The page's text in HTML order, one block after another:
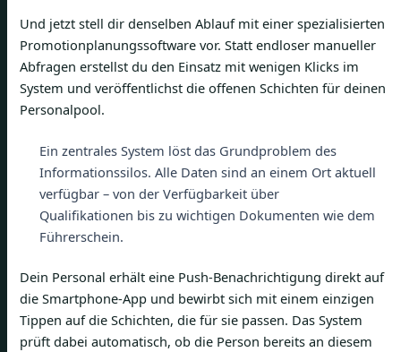
Und jetzt stell dir denselben Ablauf mit einer spezialisierten
Promotionplanungssoftware vor. Statt endloser manueller
Abfragen erstellst du den Einsatz mit wenigen Klicks im
System und veröffentlichst die offenen Schichten für deinen
Personalpool.
Ein zentrales System löst das Grundproblem des
Informationssilos. Alle Daten sind an einem Ort aktuell
verfügbar – von der Verfügbarkeit über
Qualifikationen bis zu wichtigen Dokumenten wie dem
Führerschein.
Dein Personal erhält eine Push-Benachrichtigung direkt auf
die Smartphone-App und bewirbt sich mit einem einzigen
Tippen auf die Schichten, die für sie passen. Das System
prüft dabei automatisch, ob die Person bereits an diesem